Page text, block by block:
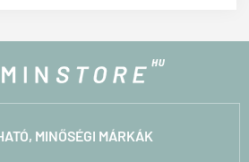
MINŐSÉGI MÁRKÁK